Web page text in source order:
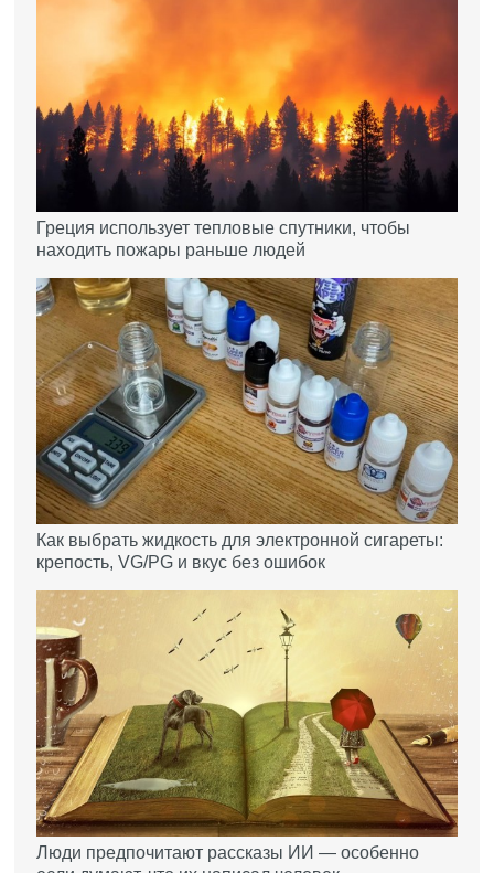
Греция использует тепловые спутники, чтобы
находить пожары раньше людей
Как выбрать жидкость для электронной сигареты:
крепость, VG/PG и вкус без ошибок
Люди предпочитают рассказы ИИ — особенно